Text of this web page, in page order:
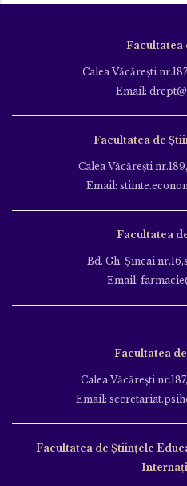
Facultatea
Calea Văcăreşti
Email:
Facultatea de
Calea Văcăreşti
Email:
Facultatea
Bd. Gh. Şincai
Email:
Facultatea
Calea Văcăreşti
Email:
Facultatea de Ştiinţele